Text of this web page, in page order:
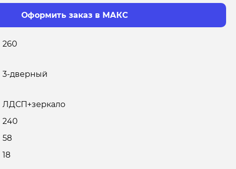
Оформить заказ в МАКС
260
3-дверный
ЛДСП+зеркало
240
58
18